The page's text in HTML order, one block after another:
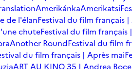
AmerikánkaAmerikatsi
de l'élanFestival du film français
chuteFestival du film français
Another RoundFestival du film
du film français | Après mai
ART AU KINO 35 | Andrea